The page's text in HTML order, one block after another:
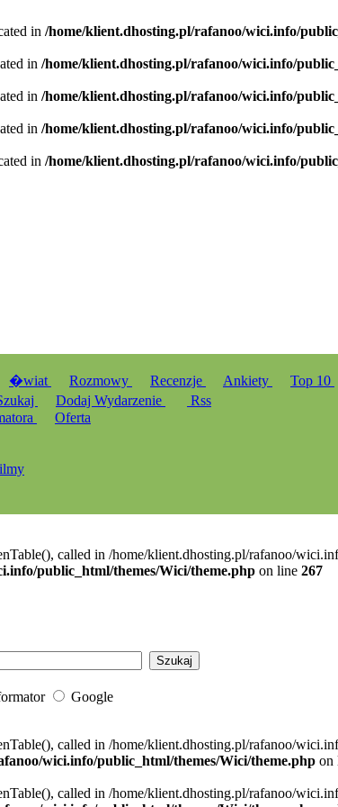
in /home/klient.dhosting.pl/rafanoo/wici.info/
in /home/klient.dhosting.pl/rafanoo/wici.info/
in /home/klient.dhosting.pl/rafanoo/wici.info/
in /home/klient.dhosting.pl/rafanoo/wici.info/
in /home/klient.dhosting.pl/rafanoo/wici.info/
�wiat Rozmowy Recenzje Ankiety Top 10
Dodaj Wydarzenie
Rss
Oferta
called in /home/klient.dhosting.pl/rafanoo/
public_html/themes/Wici/theme.php on line 267
Google
called in /home/klient.dhosting.pl/rafanoo/
wici.info/public_html/themes/Wici/theme.php on
called in /home/klient.dhosting.pl/rafanoo/